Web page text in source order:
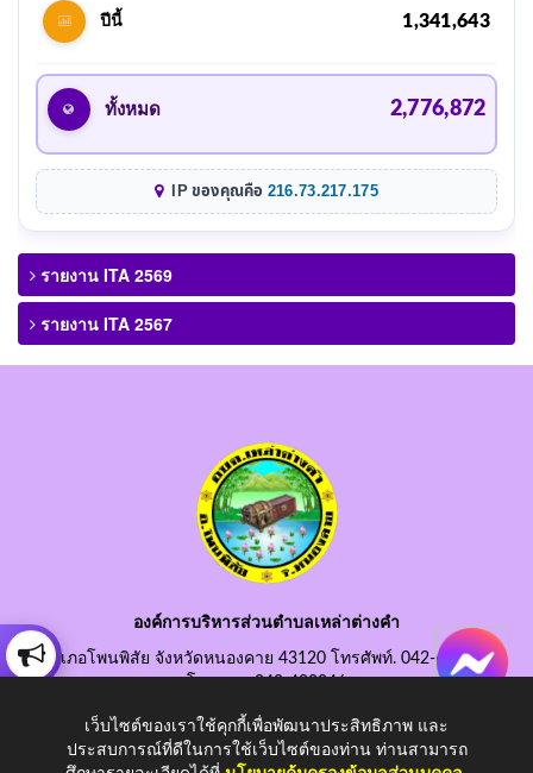
ปีนี้ 1,341,643
ทั้งหมด 2,776,872
IP ของคุณคือ 216.73.217.175
รายงาน ITA 2569
รายงาน ITA 2567
องค์การบริหารส่วนตำบลเหล่าต่างคำ
อำเภอโพนพิสัย จังหวัดหนองคาย 43120 โทรศัพท์. 042-490845
โทรสาร. 042-490846
อีเมลกลาง. saraban@laotangkham.go.th
เว็บไซต์ของเราใช้คุกกี้เพื่อพัฒนาประสิทธิภาพ และ
ประสบการณ์ที่ดีในการใช้เว็บไซต์ของท่าน ท่านสามารถ